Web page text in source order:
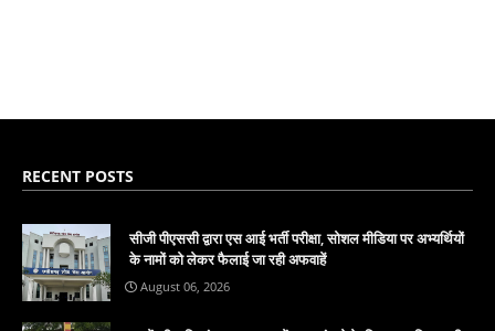
RECENT POSTS
सीजी पीएससी द्वारा एस आई भर्ती परीक्षा, सोशल मीडिया पर अभ्यर्थियों
के नामों को लेकर फैलाई जा रही अफवाहें
August 06, 2026